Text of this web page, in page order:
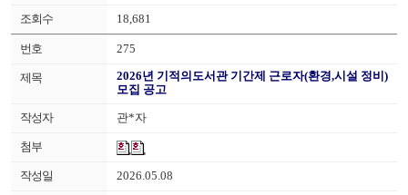
18,681
275
2026년 기적의도서관 기간제 근로자(환경,시설 정비)
모집 공고
관*자
2026.05.08